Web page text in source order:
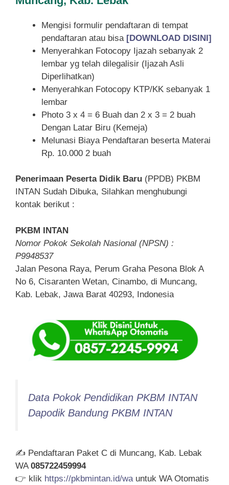
Mengisi formulir pendaftaran di tempat
pendaftaran atau bisa [DOWNLOAD DISINI]
Menyerahkan Fotocopy Ijazah sebanyak 2
lembar yg telah dilegalisir (Ijazah Asli
Diperlihatkan)
Menyerahkan Fotocopy KTP/KK sebanyak 1
lembar
Photo 3 x 4 = 6 Buah dan 2 x 3 = 2 buah
Dengan Latar Biru (Kemeja)
Melunasi Biaya Pendaftaran beserta Materai
Rp. 10.000 2 buah
Penerimaan Peserta Didik Baru (PPDB) PKBM
INTAN Sudah Dibuka, Silahkan menghubungi
kontak berikut :
PKBM INTAN
Nomor Pokok Sekolah Nasional (NPSN) :
P9948537
Jalan Pesona Raya, Perum Graha Pesona Blok A
No 6, Cisaranten Wetan, Cinambo, di Muncang,
Kab. Lebak, Jawa Barat 40293, Indonesia
Data Pokok Pendidikan PKBM INTAN
Dapodik Bandung PKBM INTAN
✍ Pendaftaran Paket C di Muncang, Kab. Lebak
WA 085722459994
👉 klik https://pkbmintan.id/wa untuk WA Otomatis